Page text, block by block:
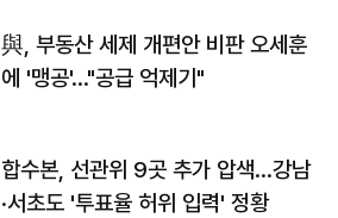
與, 부동산 세제 개편안 비판 오세훈
에 '맹공'…"공급 억제기"
합수본, 선관위 9곳 추가 압색…강남
·서초도 '투표율 허위 입력' 정황